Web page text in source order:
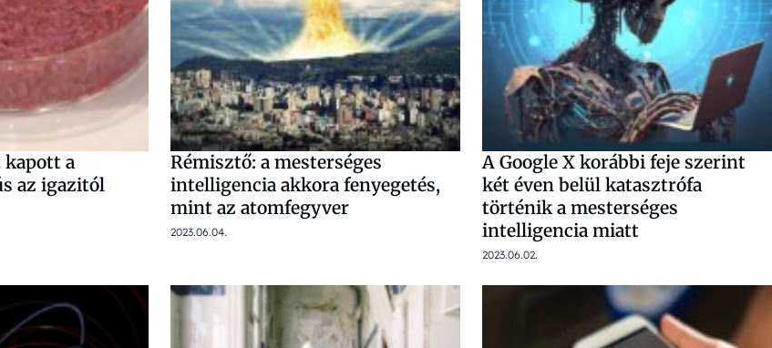
kapott a
az igazitól
Rémisztő: a mesterséges
intelligencia akkora fenyegetés,
mint az atomfegyver
2023.06.04.
A Google X korábbi feje szerint
két éven belül katasztrófa
történik a mesterséges
intelligencia miatt
2023.06.02.